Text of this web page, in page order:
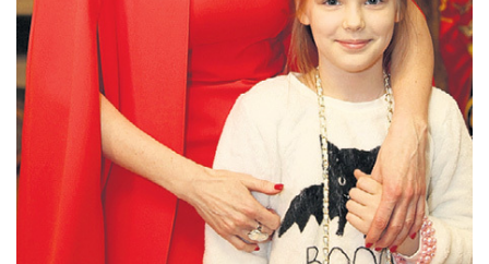
Кинематограф
Домашние животные
Семья и дети
Путешествия
Строительство
Культура и общество